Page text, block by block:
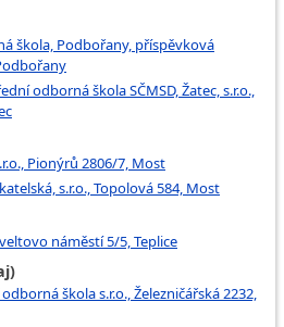
škola, Podbořany, příspěvková
odborná škola SČMSD, Žatec, s.r.o.,
Pionýrů 2806/7, Most
s.r.o., Topolová 584, Most
náměstí 5/5, Teplice
škola s.r.o., Železničářská 2232,